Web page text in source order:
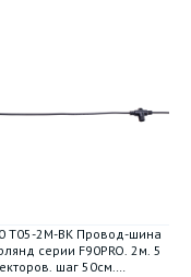
T05-2M-BK Провод-шина
серии F90PRO. 2м. 5
шаг 50см.